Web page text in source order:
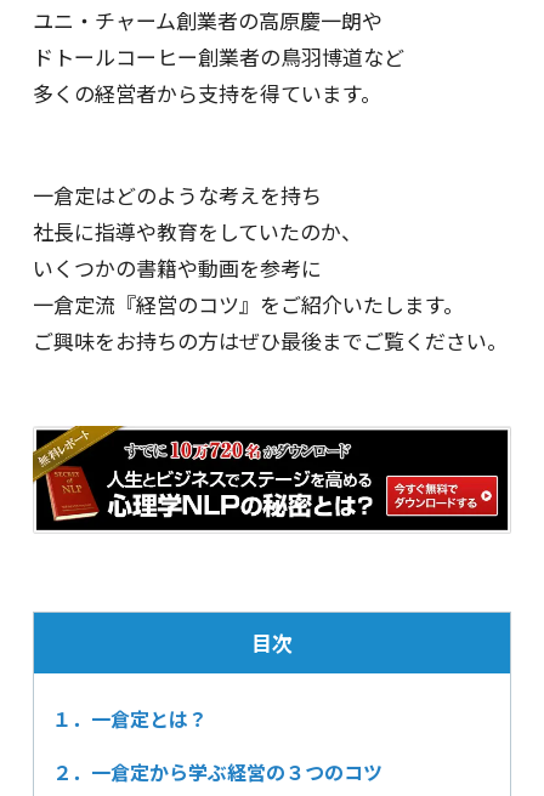
ユニ・チャーム創業者の高原慶一朗や
ドトールコーヒー創業者の鳥羽博道など
多くの経営者から支持を得ています。
一倉定はどのような考えを持ち
社長に指導や教育をしていたのか、
いくつかの書籍や動画を参考に
一倉定流『経営のコツ』をご紹介いたします。
ご興味をお持ちの方はぜひ最後までご覧ください。
目次
１．一倉定とは？
２．一倉定から学ぶ経営の３つのコツ